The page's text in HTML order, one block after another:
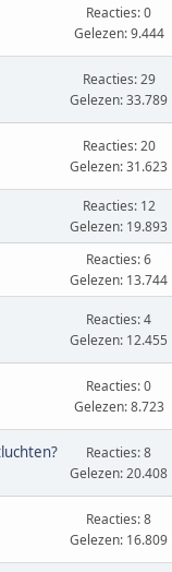
Reacties: 0
Gelezen: 9.444
Reacties: 29
Gelezen: 33.789
Reacties: 20
Gelezen: 31.623
Reacties: 12
Gelezen: 19.893
Reacties: 6
Gelezen: 13.744
Reacties: 4
Gelezen: 12.455
Reacties: 0
Gelezen: 8.723
Reacties: 8
Gelezen: 20.408
Reacties: 8
Gelezen: 16.809